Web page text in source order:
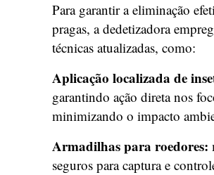
Para garantir a eliminação
pragas, a dedetizadora
técnicas atualizadas, como:
Aplicação localizada de
garantindo ação direta nos
minimizando o impacto
Armadilhas para roedores:
seguros para captura e